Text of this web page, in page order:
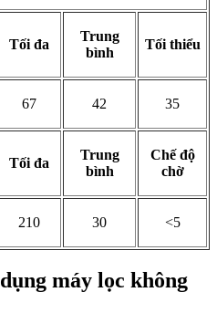
Tối đa
Trung
bình
Tối thiểu
67 42 35
Tối đa
Trung
bình
Chế độ
chờ
210 30 <5
máy lọc không